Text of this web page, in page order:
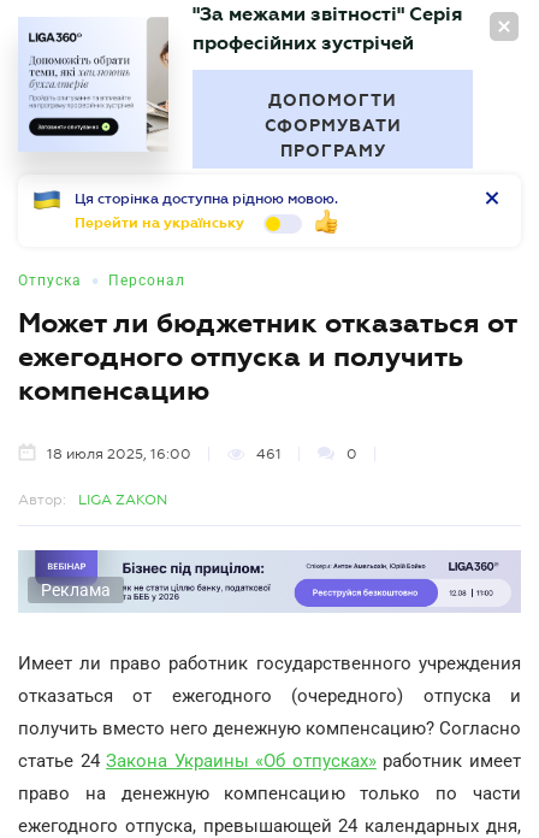
RU
БУХГАЛТЕР
"За межами звітності" Серія
професійних зустрічей
ДОПОМОГТИ
СФОРМУВАТИ
ПРОГРАМУ
Ця сторінка доступна рідною мовою.
Перейти на українську
Отпуска • Персонал
Может ли бюджетник отказаться от
ежегодного отпуска и получить
компенсацию
18 июля 2025, 16:00 461 0
Автор: LIGA ZAKON
Реклама
Имеет ли право работник государственного учреждения
отказаться от ежегодного (очередного) отпуска и
получить вместо него денежную компенсацию? Согласно
статье 24Закона Украины «Об отпусках»работник имеет
право на денежную компенсацию только по части
ежегодного отпуска, превышающей 24 календарных дня,